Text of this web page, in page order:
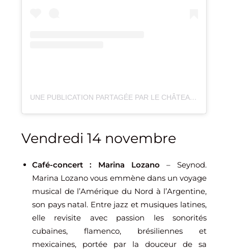
UNE PUBLICATION PARTAGÉE PAR LE CHÂTEAU DU PÈRE NOËL | MENTHON-ST-BERNARD 🎅🏻 (@LECHATEAUDUPERENOEL)
Vendredi 14 novembre
Café-concert : Marina Lozano – Seynod.
Marina Lozano vous emmène dans un voyage
musical de l’Amérique du Nord à l’Argentine,
son pays natal. Entre jazz et musiques latines,
elle revisite avec passion les sonorités
cubaines, flamenco, brésiliennes et
mexicaines, portée par la douceur de sa